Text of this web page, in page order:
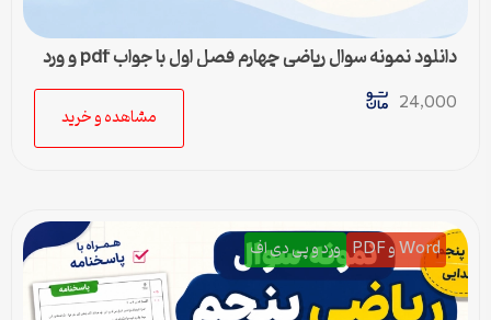
دانلود نمونه سوال ریاضی چهارم فصل اول با جواب pdf و ورد
24,000
مشاهده و خرید
Word و PDF ورد و پی دی اف